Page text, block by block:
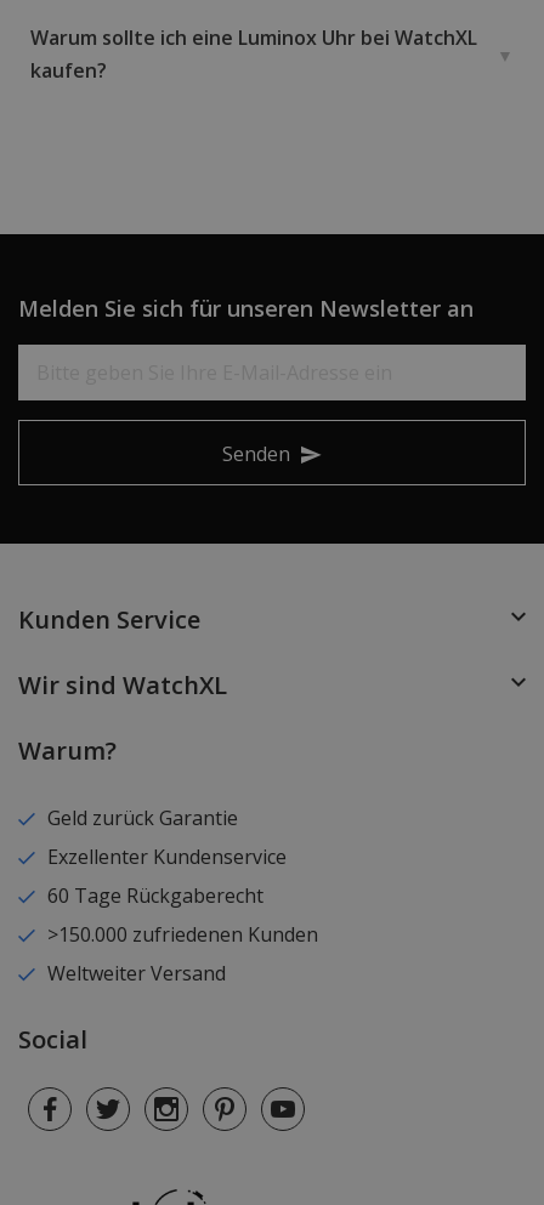
Warum sollte ich eine Luminox Uhr bei WatchXL
kaufen?
Melden Sie sich für unseren Newsletter an
Senden
Kunden Service
Wir sind WatchXL
Warum?
Geld zurück Garantie
Exzellenter Kundenservice
60 Tage Rückgaberecht
>150.000 zufriedenen Kunden
Weltweiter Versand
Social